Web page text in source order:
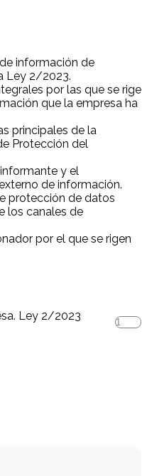
información de
Ley 2/2023.
por las que se rige
que la empresa ha
principales de la
Protección del
y el
de información.
protección de datos
los canales de
por el que se rigen
Ley 2/2023